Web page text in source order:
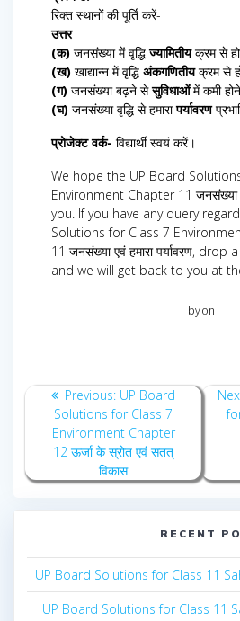
रिक्त स्थानों की पूर्ति करें-
उत्तर
(क) जनसंख्या में वृद्धिज्यामितीयक्रम से
(ख) खाद्यान्न में वृद्धि अंकगणितीयक्रम से
(ग) जनसंख्या बढ़ने सेसुविधाओंमें कमी
(घ) जनसंख्या वृद्धि से हमारापर्यावरण
प्रोजेक्ट वर्क- विद्यार्थी स्वयं करें।
We hope the UP Board
Environment Chapter 11 जनसंख्या
you. If you have any query
Solutions for Class 7
11 जनसंख्या एवं हमारा पर्यावरण,
and we will get back to you at
byon
Post
navigation
Previous: Previous
post:
UP Board
Solutions for Class 7
Environment Chapter
12 ऊर्जा के स्रोत एवं सतत्
विकास
RECENT
UP Board Solutions for Class 11
UP Board Solutions for Class 11